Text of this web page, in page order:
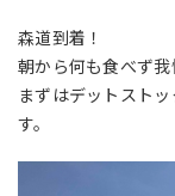
森道到着！
朝から何も食べず我
まずはデットスト
す。